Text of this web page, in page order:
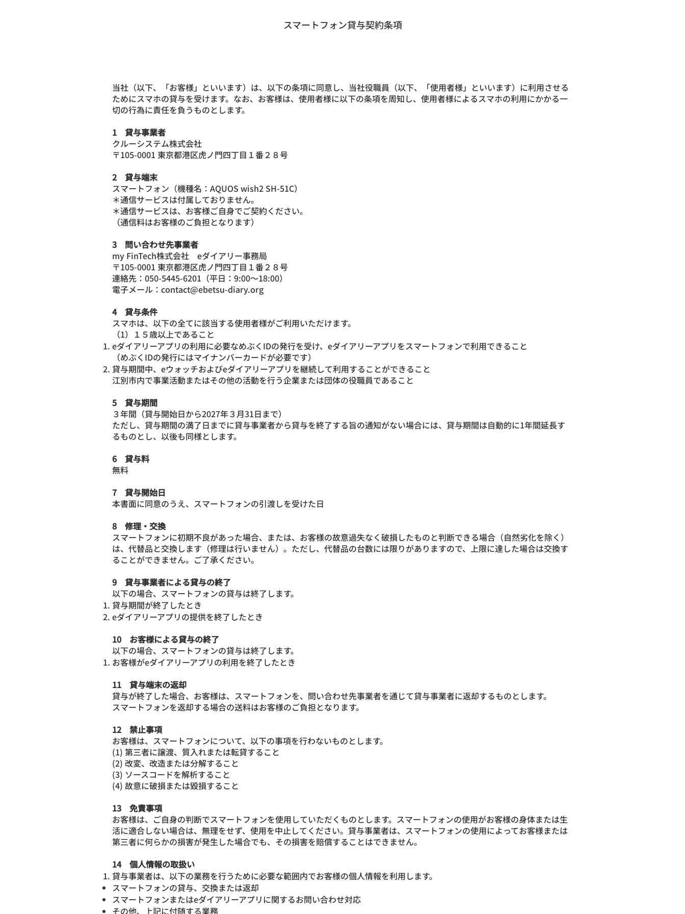
スマートフォン貸与契約条項
当社（以下、「お客様」といいます）は、以下の条項に同意し、当社役職員（以下、「使用者様」といいます）に利用させる
ためにスマホの貸与を受けます。なお、お客様は、使用者様に以下の条項を周知し、使用者様によるスマホの利用にかかる一
切の行為に責任を負うものとします。
1 貸与事業者
クルーシステム株式会社
〒105-0001 東京都港区虎ノ門四丁目１番２８号
2 貸与端末
スマートフォン（機種名：AQUOS wish2 SH-51C）
＊通信サービスは付属しておりません。
＊通信サービスは、お客様ご自身でご契約ください。
（通信料はお客様のご負担となります）
3 問い合わせ先事業者
my FinTech株式会社 eダイアリー事務局
〒105-0001 東京都港区虎ノ門四丁目１番２８号
連絡先：050-5445-6201（平日：9:00～18:00）
電子メール： contact@ebetsu-diary.org
4 貸与条件
スマホは、以下の全てに該当する使用者様がご利用いただけます。
（1）１５歳以上であること
eダイアリーアプリの利用に必要なめぶくIDの発行を受け、eダイアリーアプリをスマートフォンで利用できること
（めぶくIDの発行にはマイナンバーカードが必要です）
貸与期間中、eウォッチおよびeダイアリーアプリを継続して利用することができること
江別市内で事業活動またはその他の活動を行う企業または団体の役職員であること
5 貸与期間
３年間（貸与開始日から2027年３月31日まで）
ただし、貸与期間の満了日までに貸与事業者から貸与を終了する旨の通知がない場合には、貸与期間は自動的に1年間延長す
るものとし、以後も同様とします。
6 貸与料
無料
7 貸与開始日
本書面に同意のうえ、スマートフォンの引渡しを受けた日
8 修理・交換
スマートフォンに初期不良があった場合、または、お客様の故意過失なく破損したものと判断できる場合（自然劣化を除く）
は、代替品と交換します（修理は行いません）。ただし、代替品の台数には限りがありますので、上限に達した場合は交換す
ることができません。ご了承ください。
9 貸与事業者による貸与の終了
以下の場合、スマートフォンの貸与は終了します。
貸与期間が終了したとき
eダイアリーアプリの提供を終了したとき
10 お客様による貸与の終了
以下の場合、スマートフォンの貸与は終了します。
お客様がeダイアリーアプリの利用を終了したとき
11 貸与端末の返却
貸与が終了した場合、お客様は、スマートフォンを、問い合わせ先事業者を通じて貸与事業者に返却するものとします。
スマートフォンを返却する場合の送料はお客様のご負担となります。
12 禁止事項
お客様は、スマートフォンについて、以下の事項を行わないものとします。
(1) 第三者に譲渡、質入れまたは転貸すること
(2) 改変、改造または分解すること
(3) ソースコードを解析すること
(4) 故意に破損または毀損すること
13 免責事項
お客様は、ご自身の判断でスマートフォンを使用していただくものとします。スマートフォンの使用がお客様の身体または生
活に適合しない場合は、無理をせず、使用を中止してください。貸与事業者は、スマートフォンの使用によってお客様または
第三者に何らかの損害が発生した場合でも、その損害を賠償することはできません。
14 個人情報の取扱い
貸与事業者は、以下の業務を行うために必要な範囲内でお客様の個人情報を利用します。
スマートフォンの貸与、交換または返却
スマートフォンまたはeダイアリーアプリに関するお問い合わせ対応
その他、上記に付随する業務